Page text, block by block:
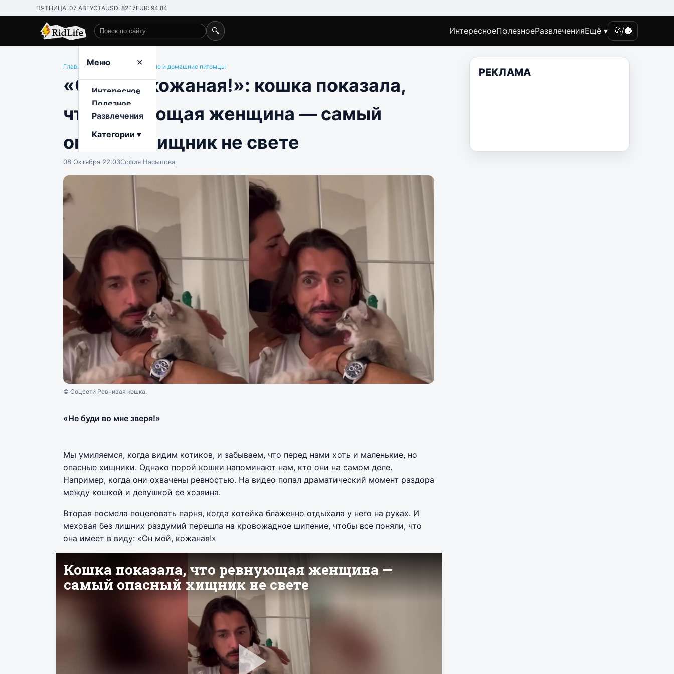
ПЯТНИЦА, 07 АВГУСТАUSD: 82.17EUR: 94.84
Поиск по сайту
🔍 ИнтересноеПолезноеРазвлеченияЕщё ▾ 🌞/🌚
Меню ✕
Интересное
Полезное
Развлечения
Категории ▾
Главная/Развлечения Животные и домашние питомцы
«Он мой, кожаная!»: кошка показала,
что ревнующая женщина — самый
опасный хищник не свете
08 Октября 22:03София Насыпова
© Соцсети Ревнивая кошка.
«Не буди во мне зверя!»
Мы умиляемся, когда видим котиков, и забываем, что перед нами хоть и маленькие, но
опасные хищники. Однако порой кошки напоминают нам, кто они на самом деле.
Например, когда они охвачены ревностью. На видео попал драматический момент раздора
между кошкой и девушкой ее хозяина.
Вторая посмела поцеловать парня, когда котейка блаженно отдыхала у него на руках. И
меховая без лишних раздумий перешла на кровожадное шипение, чтобы все поняли, что
она имеет в виду: «Он мой, кожаная!»
РЕКЛАМА